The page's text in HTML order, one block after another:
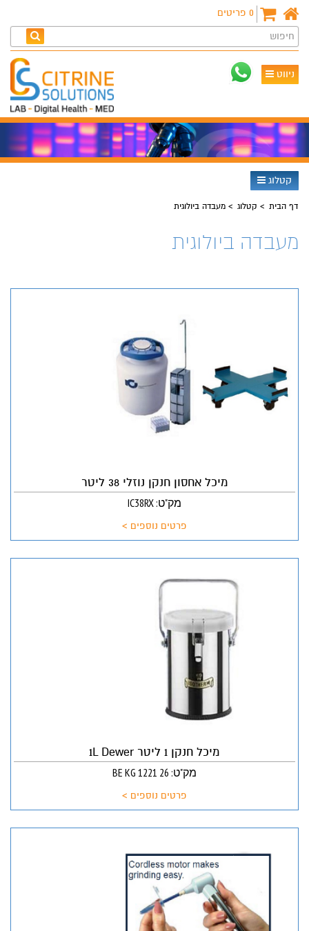
0 פריטים
חיפוש
ניווט
קטלוג
דף הבית קטלוג מעבדה ביולוגית
מעבדה ביולוגית
מיכל אחסון חנקן נוזלי 38 ליטר
מק"ט: IC38RX
פרטים נוספים >
מיכל חנקן 1 ליטר 1L Dewer
מק"ט: 26 BE KG 1221
פרטים נוספים >